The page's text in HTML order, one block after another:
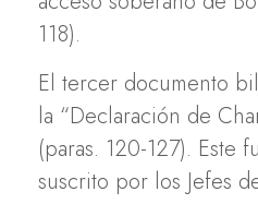
118).
El tercer documento
la “Declaración de
(paras. 120-127). Este
suscrito por los Jefes